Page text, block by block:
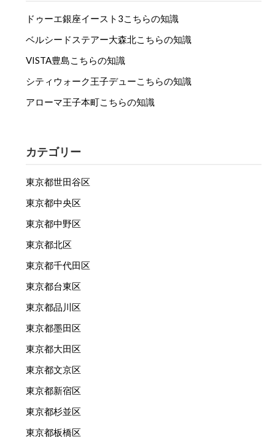
ドゥーエ銀座イースト3こちらの知識
ベルシードステアー大森北こちらの知識
VISTA豊島こちらの知識
シティウォーク王子デューこちらの知識
アローマ王子本町こちらの知識
カテゴリー
東京都世田谷区
東京都中央区
東京都中野区
東京都北区
東京都千代田区
東京都台東区
東京都品川区
東京都墨田区
東京都大田区
東京都文京区
東京都新宿区
東京都杉並区
東京都板橋区